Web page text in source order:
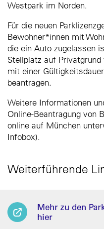
Westpark im Norden.
Für die neuen
Bewohner*innen mit
die ein Auto zugelassen
Stellplatz auf
mit einer
beantragen.
Weitere Informationen
Online-Beantragung von
online auf München
Infobox).
Weiterführende
Mehr zu den
hier